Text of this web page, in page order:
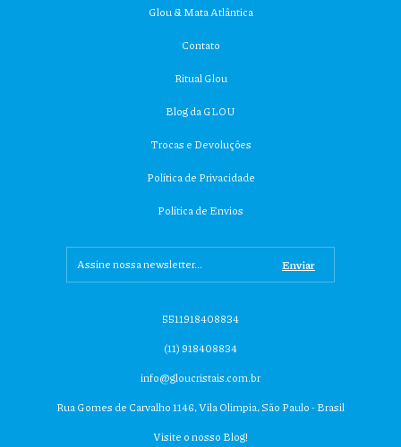
Glou & Mata Atlântica
Contato
Ritual Glou
Blog da GLOU
Trocas e Devoluções
Política de Privacidade
Política de Envios
5511918408834
(11) 918408834
info@gloucristais.com.br
Rua Gomes de Carvalho 1146, Vila Olimpia, São Paulo - Brasil
Visite o nosso Blog!